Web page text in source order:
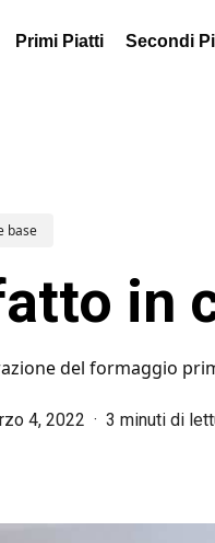
Primi Piatti Secondi
base
in
del formaggio
4, 2022 3 minuti di